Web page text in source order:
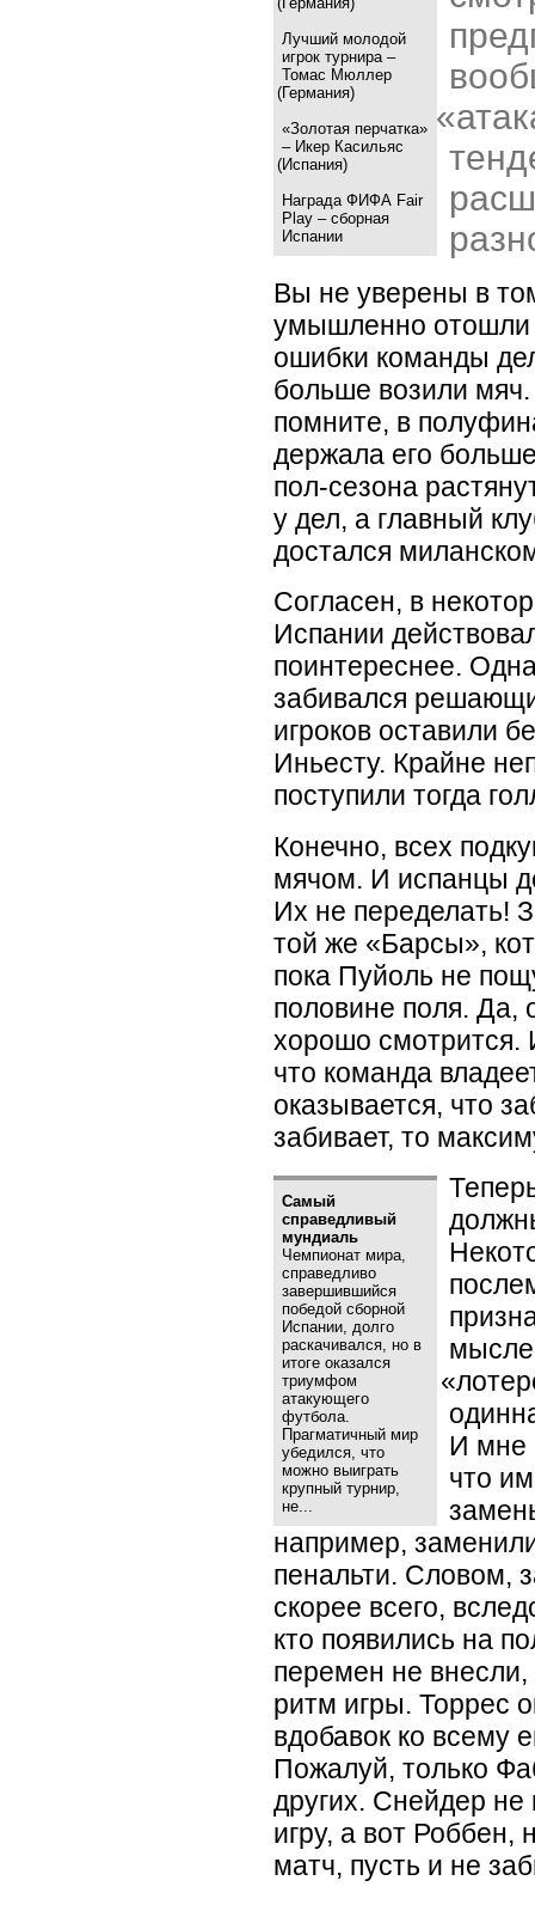
Лучший молодой
игрок турнира –
Томас Мюллер
(Германия)
«Золотая перчатка»
– Икер Касильяс
(Испания)
Награда ФИФА Fair
Play – сборная
Испании
«
Вы не уверены в
умышленно отошли
ошибки команды
больше возили мяч.
помните, в
держала его
пол-сезона
у дел, а главный
достался
Согласен, в
Испании
поинтереснее.
забивался
игроков оставили
Иньесту. Крайне
поступили тогда
Конечно, всех
мячом. И испанцы
Их не переделать!
той же «Барсы»,
пока Пуйоль не
половине поля. Да,
хорошо смотрится.
что команда
оказывается, что
забивает, то
Самый
справедливый
мундиаль
Чемпионат мира,
справедливо
завершившийся
победой сборной
Испании, долго
раскачивался, но в
итоге оказался
триумфом
атакующего
футбола.
Прагматичный мир
убедился, что
можно выиграть
крупный турнир,
не...
«
И мне
что
например,
пенальти. Словом,
скорее всего,
кто появились на
перемен не
ритм игры. Торрес
вдобавок ко всему
Пожалуй, только
других. Снейдер
игру, а вот Роббен,
матч, пусть и не